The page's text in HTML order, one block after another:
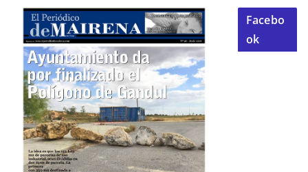
Facebo
ok